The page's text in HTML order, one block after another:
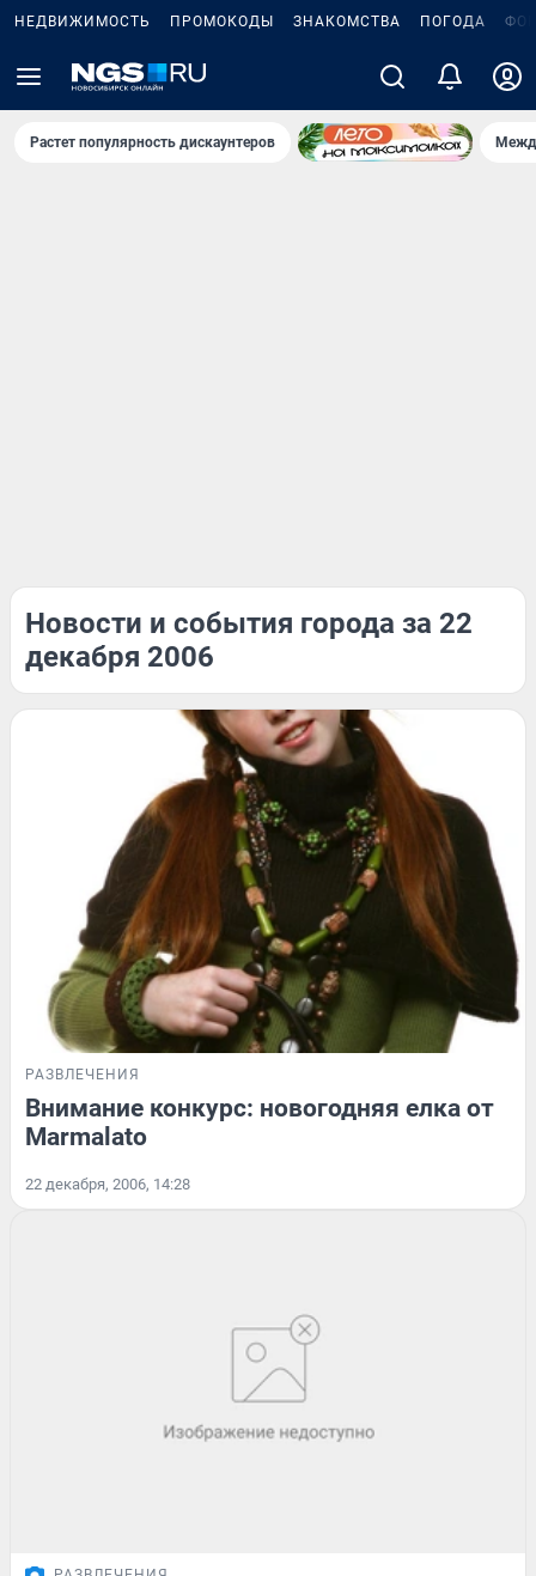
НЕДВИЖИМОСТЬ ПРОМОКОДЫ ЗНАКОМСТВА ПОГОДА
Растет популярность дискаунтеров
Новости и события города за 22
декабря 2006
РАЗВЛЕЧЕНИЯ
Внимание конкурс: новогодняя елка от
Marmalato
22 декабря, 2006, 14:28